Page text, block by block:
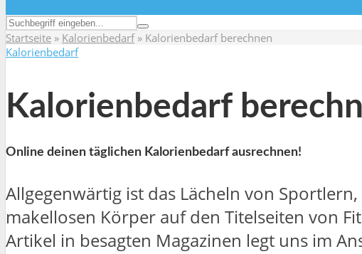
Startseite » Kalorienbedarf» Kalorienbedarf berechnen
Kalorienbedarf
Kalorienbedarf
Online deinen täglichen Kalorienbedarf ausrechnen!
Allgegenwärtig ist das Lächeln von
makellosen Körper auf den Titelseiten von
Artikel in besagten Magazinen legt uns im